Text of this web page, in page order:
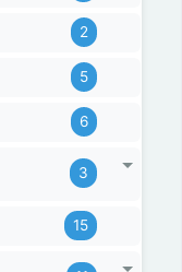
2
5
6
3
15